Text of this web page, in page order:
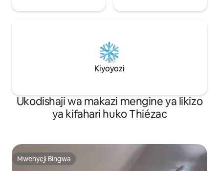
Kiyoyozi
Ukodishaji wa makazi mengine ya likizo
ya kifahari huko Thiézac
Mwenyeji Bingwa
Mwenyeji Bingwa